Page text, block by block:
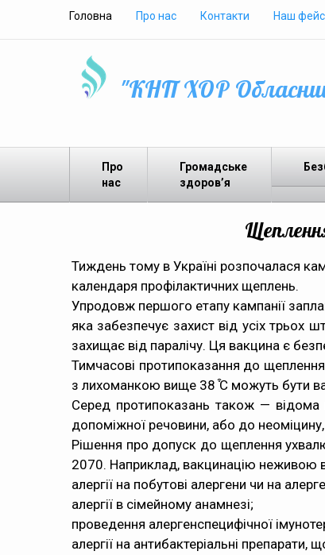
Головна Про нас Контакти Наш
"КНП ХОР
Про
нас
Громадське
здоров’я
Тиждень тому в Україні розпочалася
календаря профілактичних щеплень.
Упродовж першого етапу кампанії
яка забезпечує захист від усіх трьох
захищає від паралічу. Ця вакцина є
Тимчасові протипоказання до
з лихоманкою вище 38 ͒С можуть бути
Серед протипоказань також — відома
допоміжної речовини, або до неоміцину,
Рішення про допуск до щеплення
2070. Наприклад, вакцинацію неживою
алергії на побутові алергени чи на
алергії в сімейному анамнезі;
проведення алергенспецифічної
алергії на антибактеріальні